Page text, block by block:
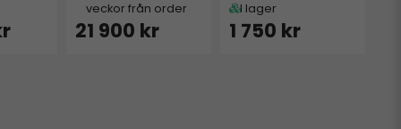
veckor från order
21 900 kr
I lager
1 750 kr